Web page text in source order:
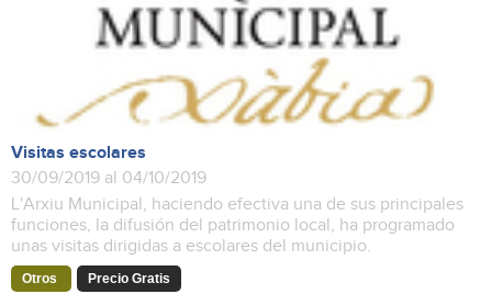
Visitas escolares
30/09/2019 al 04/10/2019
L'Arxiu Municipal, haciendo efectiva una de sus principales
funciones, la difusión del patrimonio local, ha programado
unas visitas dirigidas a escolares del municipio.
Otros Precio Gratis